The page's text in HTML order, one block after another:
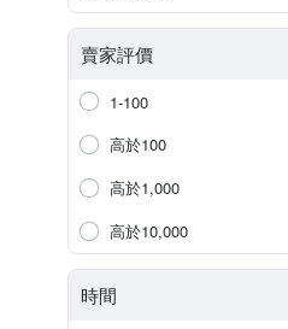
賣家評價
1-100
高於100
高於1,000
高於10,000
時間